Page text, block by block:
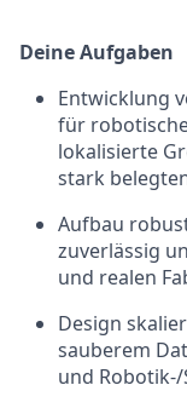
Deine Aufgaben
Entwicklung
für
lokalisierte
stark
Aufbau
zuverlässig
und realen
Design
sauberem
und